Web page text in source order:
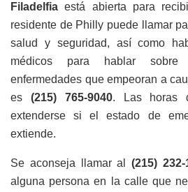
Filadelfia está abierta para
residente de Philly puede llamar
salud y seguridad, así como
médicos para hablar
enfermedades que empeoran a
es (215) 765-9040. Las horas
extenderse si el estado de
extiende.
Se aconseja llamar al(215) 232-
alguna persona en la calle que